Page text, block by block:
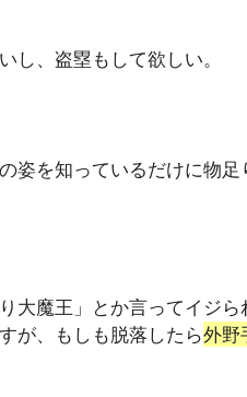
し、盗塁もして欲しい。
姿を知っているだけに物
大魔王」とか言ってイジ
が、もしも脱落したら外野